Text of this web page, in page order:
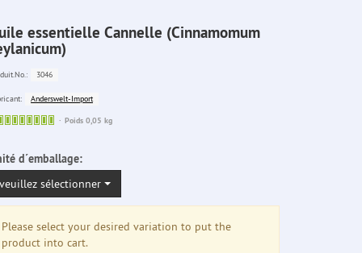
essentielle Cannelle (Cinnamomum
3046
Anderswelt-Import
Sofort
Poids 0,05 kg
d´emballage:
veuillez sélectionner
Please select your desired variation to put the
product into cart.